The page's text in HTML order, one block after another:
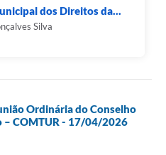
dos Direitos da...
Silva
Ordinária do Conselho
– COMTUR - 17/04/2026